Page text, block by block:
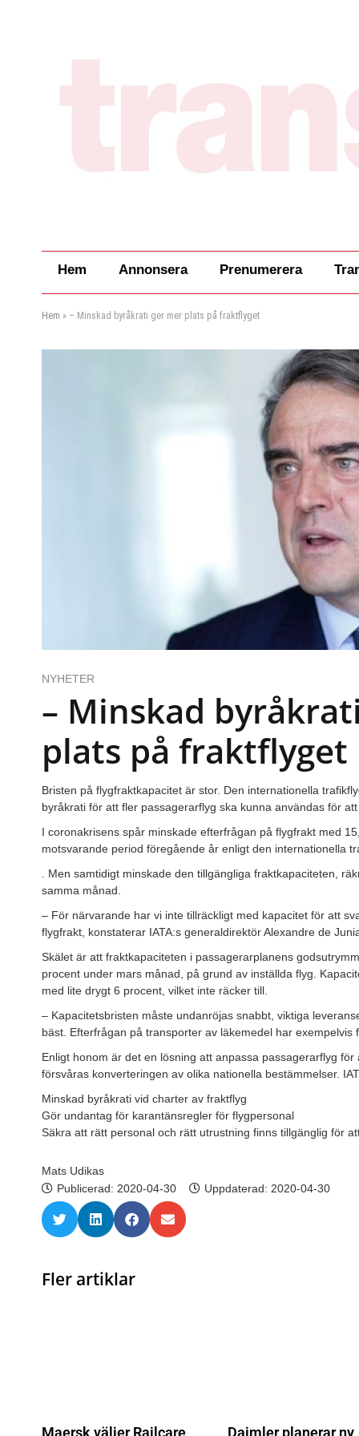
Hem Annonsera Prenumerera
Hem » – Minskad byråkrati ger mer plats på fraktflyget
NYHETER
– Minskad
plats på fraktflyget
Bristen på flygfraktkapacitet är stor. Den internationella
byråkrati för att fler passagerarflyg ska kunna användas för att
I coronakrisens spår minskade efterfrågan på flygfrakt med
motsvarande period föregående år enligt den internationella
. Men samtidigt minskade den tillgängliga fraktkapaciteten,
samma månad.
– För närvarande har vi inte tillräckligt med kapacitet för att
flygfrakt, konstaterar IATA:s generaldirektör Alexandre de
Skälet är att fraktkapaciteten i passagerarplanens
procent under mars månad, på grund av inställda flyg.
med lite drygt 6 procent, vilket inte räcker till.
– Kapacitetsbristen måste undanröjas snabbt, viktiga
bäst. Efterfrågan på transporter av läkemedel har exempelvis
Enligt honom är det en lösning att anpassa passagerarflyg
försvåras konverteringen av olika nationella bestämmelser.
Minskad byråkrati vid charter av fraktflyg
Gör undantag för karantänsregler för flygpersonal
Säkra att rätt personal och rätt utrustning finns tillgänglig för
Mats Udikas
Publicerad: 2020-04-30 Uppdaterad: 2020-04-30
Fler artiklar
Maersk väljer Railcare
Daimler planerar ny